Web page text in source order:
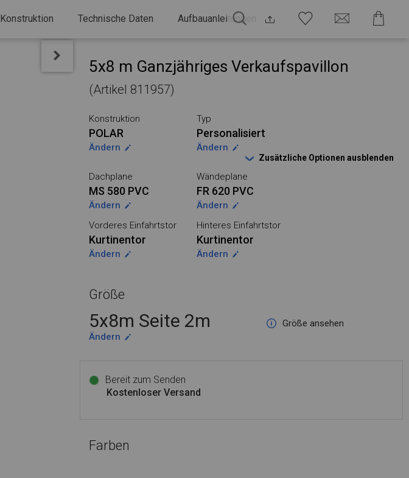
Konstruktion Technische Daten Aufbauanleitungen
5x8 m Ganzjähriges Verkaufspavillon
(Artikel 811957)
Konstruktion
POLAR
Ändern
Typ
Personalisiert
Ändern
Zusätzliche Optionen ausblenden
Dachplane
MS 580 PVC
Ändern
Wändeplane
FR 620 PVC
Ändern
Vorderes Einfahrtstor
Kurtinentor
Ändern
Hinteres Einfahrtstor
Kurtinentor
Ändern
Größe
5x8m Seite 2m
Größe ansehen
Ändern
Bereit zum Senden
Kostenloser Versand
Farben